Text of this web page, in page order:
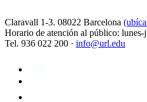
Claravall 1-3. 08022 Barcelona
Horario de atención al público:
Tel. 936 022 200 · info@url.edu